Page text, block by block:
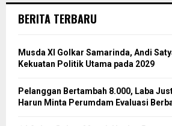
BERITA TERBARU
Musda XI Golkar Samarinda, Andi
Kekuatan Politik Utama pada 2029
Pelanggan Bertambah 8.000, Laba
Harun Minta Perumdam Evaluasi